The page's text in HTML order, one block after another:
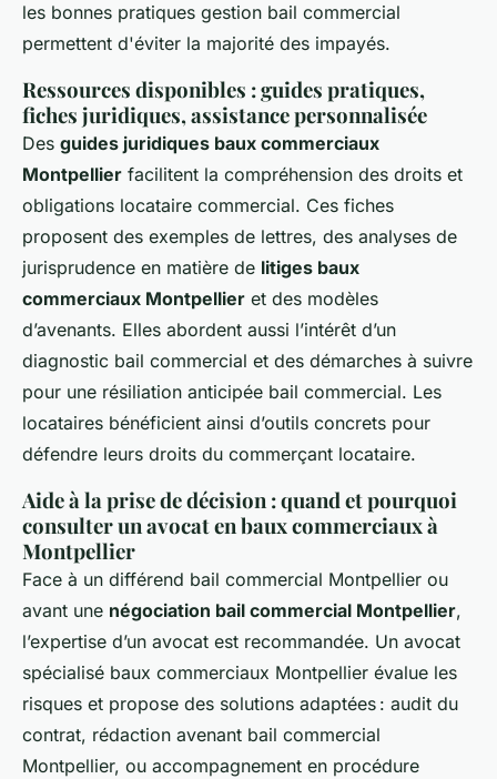
les bonnes pratiques gestion bail commercial
permettent d'éviter la majorité des impayés.
Ressources disponibles : guides pratiques,
fiches juridiques, assistance personnalisée
Des guides juridiques baux commerciaux
Montpellier facilitent la compréhension des droits et
obligations locataire commercial. Ces fiches
proposent des exemples de lettres, des analyses de
jurisprudence en matière de litiges baux
commerciaux Montpellier et des modèles
d’avenants. Elles abordent aussi l’intérêt d’un
diagnostic bail commercial et des démarches à suivre
pour une résiliation anticipée bail commercial. Les
locataires bénéficient ainsi d’outils concrets pour
défendre leurs droits du commerçant locataire.
Aide à la prise de décision : quand et pourquoi
consulter un avocat en baux commerciaux à
Montpellier
Face à un différend bail commercial Montpellier ou
avant une négociation bail commercial Montpellier,
l’expertise d’un avocat est recommandée. Un avocat
spécialisé baux commerciaux Montpellier évalue les
risques et propose des solutions adaptées : audit du
contrat, rédaction avenant bail commercial
Montpellier, ou accompagnement en procédure